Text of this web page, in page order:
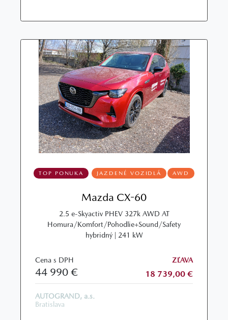
TOP PONUKA JAZDENÉ VOZIDLÁ AWD
Mazda CX-60
2.5 e-Skyactiv PHEV 327k AWD AT
Homura/Komfort/Pohodlie+Sound/Safety
hybridný | 241 kW
Cena s DPH
44 990 €
ZĽAVA
18 739,00 €
AUTOGRAND, a.s.
Bratislava